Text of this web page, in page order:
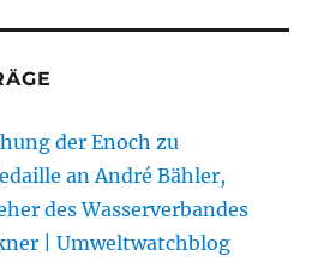
der Enoch zu
an André Bähler,
des Wasserverbandes
| Umweltwatchblog